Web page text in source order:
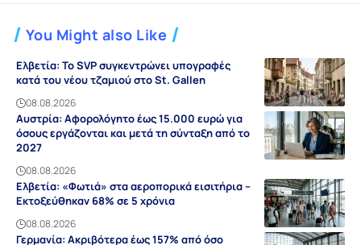
You Might also Like
Ελβετία: Το SVP συγκεντρώνει υπογραφές
κατά του νέου τζαμιού στο St. Gallen
08.08.2026
Αυστρία: Αφορολόγητο έως 15.000 ευρώ για
όσους εργάζονται και μετά τη σύνταξη από το
2027
08.08.2026
Ελβετία: «Φωτιά» στα αεροπορικά εισιτήρια –
Εκτοξεύθηκαν 68% σε 5 χρόνια
08.08.2026
Γερμανία: Ακριβότερα έως 157% από όσο